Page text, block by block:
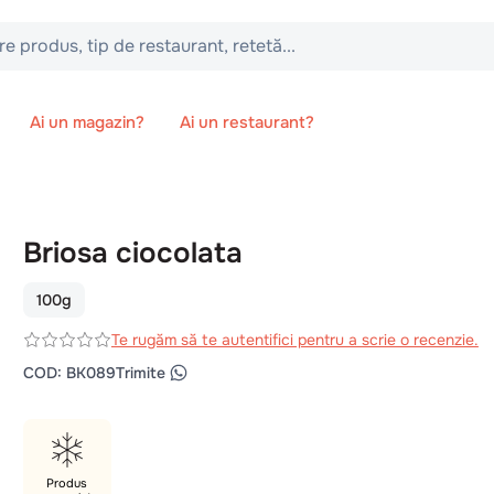
tip de restaurant, retetă...
Ai un magazin? Ai un restaurant?
Briosa ciocolata
100g
Te rugăm să te autentifici pentru a scrie o recenzie.
COD: BK089Trimite
Produs